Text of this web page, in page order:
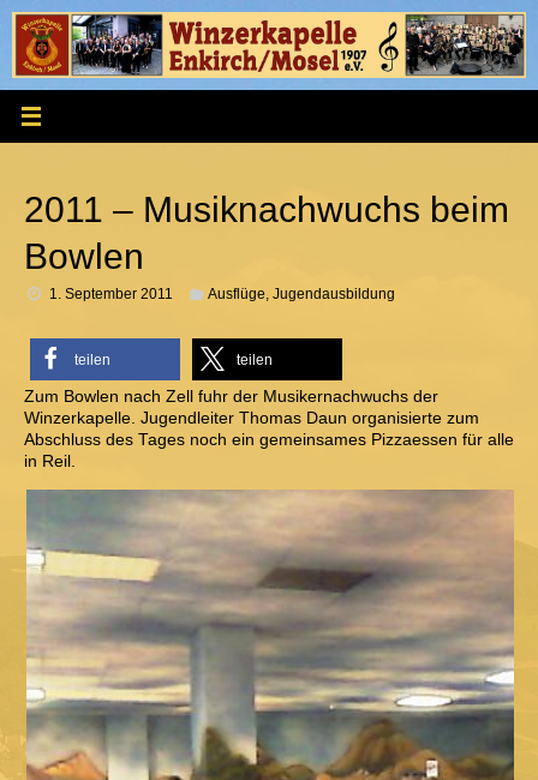
Zum
Inhalt
springen
2011 – Musiknachwuchs beim
Bowlen
1. September 2011 Ausflüge,Jugendausbildung
teilen teilen
Zum Bowlen nach Zell fuhr der Musikernachwuchs der
Winzerkapelle. Jugendleiter Thomas Daun organisierte zum
Abschluss des Tages noch ein gemeinsames Pizzaessen für alle
in Reil.